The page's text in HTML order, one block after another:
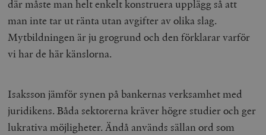
där måste man helt enkelt konstruera upplägg så att
man inte tar ut ränta utan avgifter av olika slag.
Mytbildningen är ju grogrund och den förklarar varför
vi har de här känslorna.
Isaksson jämför synen på bankernas verksamhet med
juridikens. Båda sektorerna kräver högre studier och ger
lukrativa möjligheter. Ändå används sällan ord som